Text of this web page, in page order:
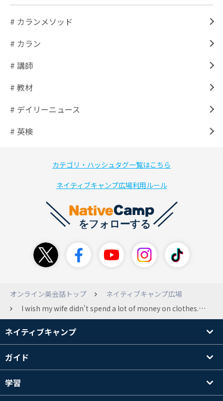
# カランメソッド
# カラン
# 講師
# 教材
# デイリーニュース
# 英検
カテゴリ・ハッシュタグ一覧はこちら
ネイティブキャンプ広場利用ルール
オンライン英会話トップ
ネイティブキャンプ広場
I wish my wife didn't spend a lot of money on clothes. は間違いの文でしょうか。 I wish my wife didn't spend so much money on clothes. が正しい文ですか？ My wife spends a lot of money on clothes. この文をwish を使って文を作る問題です。（文法 中級 28 exerciseB 1番の問題です） すみませんが、教えてくださるとうれしいです。
ネイティブキャンプ
ガイド
学習